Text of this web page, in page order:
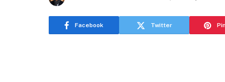
Facebook Twitter